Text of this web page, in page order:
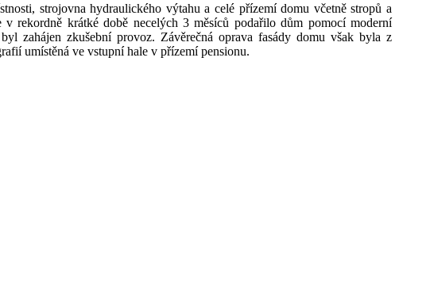
strojovna hydraulického výtahu a celé přízemí domu včetně stropů a
v rekordně krátké době necelých 3 měsíců podařilo dům pomocí moderní
zahájen zkušební provoz. Závěrečná oprava fasády domu však byla z
umístěná ve vstupní hale v přízemí pensionu.